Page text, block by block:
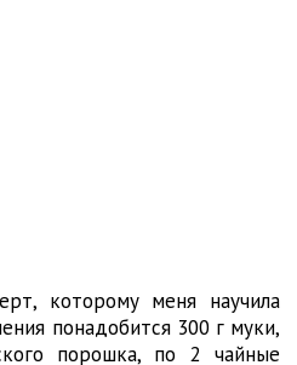
которому меня научила
понадобится 300 г муки,
порошка, по 2 чайные